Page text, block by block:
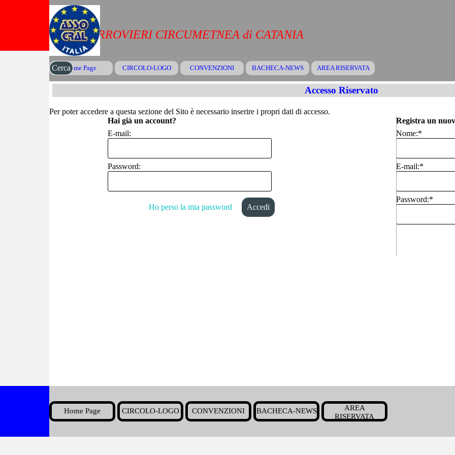
Vai ai contenuti
Salta menù
Home Page CIRCOLO-LOGO ▼
CONVENZIONI ▼
BACHECA-NEWS ▼
AREA RISERVATA
CRAL FERROVIERI CIRCUMETNEA di CATANIA
Cerca
Accesso Riservato
Per poter accedere a questa sezione del Sito è necessario inserire i propri dati di accesso.
Hai già un account?
E-mail:
Password:
Ho perso la mia password
Registra un
Nome:*
E-mail:*
Password:*
Salta menù
Home Page CIRCOLO-LOGO ▼
CONVENZIONI ▼
BACHECA-NEWS ▼
AREA
RISERVATA